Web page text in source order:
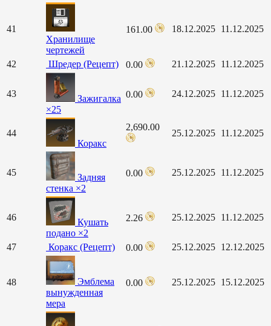
41
Хранилище
чертежей
161.00 18.12.2025 11.12.2025
42 Шредер (Рецепт) 0.00 21.12.2025 11.12.2025
43
Зажигалка
×25
0.00 24.12.2025 11.12.2025
44
Коракс
2,690.00
25.12.2025 11.12.2025
45
Задняя
стенка ×2
0.00 25.12.2025 11.12.2025
46
Кушать
подано ×2
2.26 25.12.2025 11.12.2025
47 Коракс (Рецепт) 0.00 25.12.2025 12.12.2025
48
Эмблема
вынужденная
мера
0.00 25.12.2025 15.12.2025